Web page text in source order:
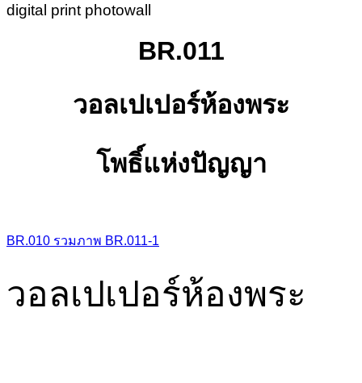
digital print photowall
BR.011
วอลเปเปอร์ห้องพระ
โพธิ์แห่งปัญญา
BR.010 รวมภาพ BR.011-1
วอลเปเปอร์ห้องพระ